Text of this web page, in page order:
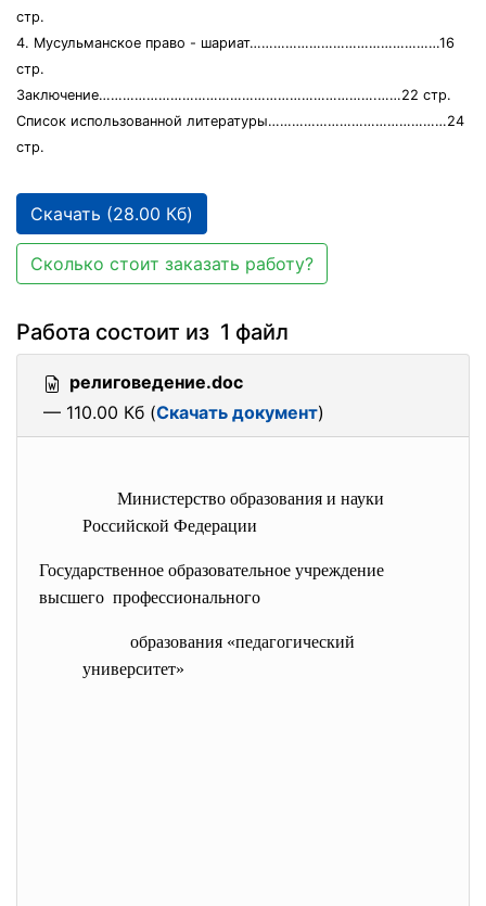
стр.
4. Мусульманское право - шариат…………………………………………16
стр.
Заключение…………………………………………………………….……22 стр.
Список использованной литературы………………………………………24
стр.
Скачать (28.00 Кб)
Сколько стоит заказать работу?
Работа состоит из 1 файл
религоведение.doc
— 110.00 Кб (Скачать документ)
Министерство образования и науки
Российской Федерации
Государственное образовательное учреждение
высшего профессионального
образования «педагогический
университет»